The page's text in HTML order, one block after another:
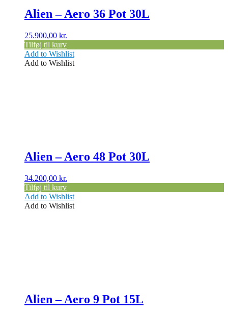
Alien – Aero 36 Pot 30L
25.900,00 kr.
Tilføj til kurv
Add to Wishlist
Add to Wishlist
Alien – Aero 48 Pot 30L
34.200,00 kr.
Tilføj til kurv
Add to Wishlist
Add to Wishlist
Alien – Aero 9 Pot 15L